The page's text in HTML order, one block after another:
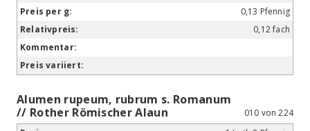
0,13 Pfennig
0,12 fach
Alumen rupeum, rubrum s. Romanum
// Rother Römischer Alaun
010 von 224